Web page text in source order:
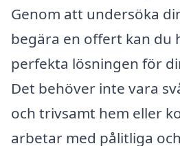
Genom att undersöka
begära en offert kan du
perfekta lösningen för
Det behöver inte vara
och trivsamt hem eller
arbetar med pålitliga